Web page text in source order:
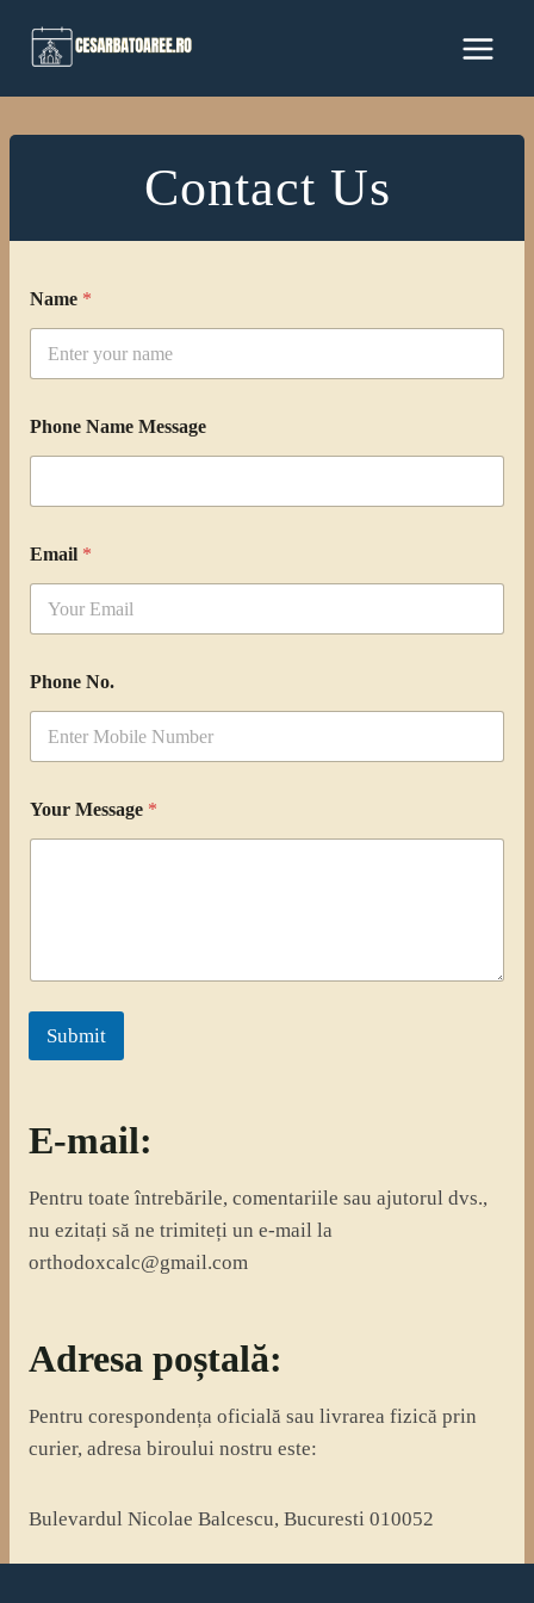
Contact Us
Name *
Phone Name Message
Email *
Phone No.
Your Message *
Submit
E-mail:
Pentru toate întrebările, comentariile sau ajutorul dvs.,
nu ezitați să ne trimiteți un e-mail la
orthodoxcalc@gmail.com
Adresa poștală:
Pentru corespondența oficială sau livrarea fizică prin
curier, adresa biroului nostru este:
Bulevardul Nicolae Balcescu, Bucuresti 010052